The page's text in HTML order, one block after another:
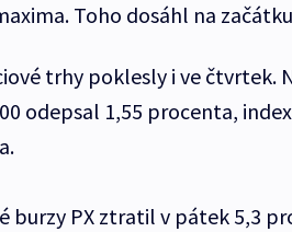
Toho dosáhl na
trhy poklesly i ve čtvrtek.
odepsal 1,55 procenta,
burzy PX ztratil v pátek 5,3